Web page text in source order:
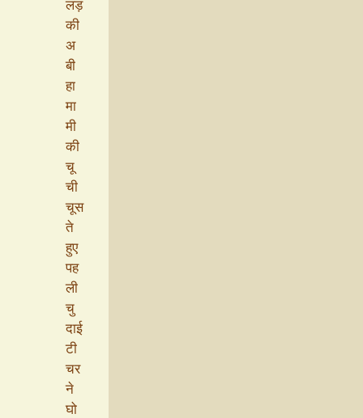
लड़
की
अ
बी
हा
मा
मी
की
चू
ची
चूस
ते
हुए
पह
ली
चु
दाई
टी
चर
ने
घो